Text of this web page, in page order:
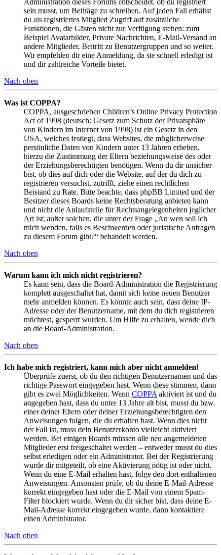
Administration dieses Forums entscheidet, ob du registriert
sein musst, um Beiträge zu schreiben. Auf jeden Fall erhältst
du als registriertes Mitglied Zugriff auf zusätzliche
Funktionen, die Gästen nicht zur Verfügung stehen: zum
Beispiel Avatarbilder, Private Nachrichten, E-Mail-Versand an
andere Mitglieder, Beitritt zu Benutzergruppen und so weiter.
Wir empfehlen dir eine Anmeldung, da sie schnell erledigt ist
und dir zahlreiche Vorteile bietet.
Nach oben
Was ist COPPA?
COPPA, ausgeschrieben Children’s Online Privacy Protection
Act of 1998 (deutsch: Gesetz zum Schutz der Privatsphäre
von Kindern im Internet von 1998) ist ein Gesetz in den
USA, welches festlegt, dass Websites, die möglicherweise
persönliche Daten von Kindern unter 13 Jahren erheben,
hierzu die Zustimmung der Eltern beziehungsweise des oder
der Erziehungsberechtigten benötigen. Wenn du dir unsicher
bist, ob dies auf dich oder die Website, auf der du dich zu
registrieren versuchst, zutrifft, ziehe einen rechtlichen
Beistand zu Rate. Bitte beachte, dass phpBB Limited und der
Besitzer dieses Boards keine Rechtsberatung anbieten kann
und nicht die Anlaufstelle für Rechtsangelegenheiten jeglicher
Art ist; außer solchen, die unter der Frage „An wen soll ich
mich wenden, falls es Beschwerden oder juristische Anfragen
zu diesem Forum gibt?“ behandelt werden.
Nach oben
Warum kann ich mich nicht registrieren?
Es kann sein, dass die Board-Administration die Registrierung
komplett ausgeschaltet hat, damit sich keine neuen Benutzer
mehr anmelden können. Es könnte auch sein, dass deine IP-
Adresse oder der Benutzername, mit dem du dich registrieren
möchtest, gesperrt wurden. Um Hilfe zu erhalten, wende dich
an die Board-Administration.
Nach oben
Ich habe mich registriert, kann mich aber nicht anmelden!
Überprüfe zuerst, ob du den richtigen Benutzernamen und das
richtige Passwort eingegeben hast. Wenn diese stimmen, dann
gibt es zwei Möglichkeiten. Wenn COPPA aktiviert ist und du
angegeben hast, dass du unter 13 Jahre alt bist, musst du bzw.
einer deiner Eltern oder deiner Erziehungsberechtigten den
Anweisungen folgen, die du erhalten hast. Wenn dies nicht
der Fall ist, muss dein Benutzerkonto vielleicht aktiviert
werden. Bei einigen Boards müssen alle neu angemeldeten
Mitglieder erst freigeschaltet werden – entweder musst du dies
selbst erledigen oder ein Administrator. Bei der Registrierung
wurde dir mitgeteilt, ob eine Aktivierung nötig ist oder nicht.
Wenn du eine E-Mail erhalten hast, folge den dort enthaltenen
Anweisungen. Ansonsten prüfe, ob du deine E-Mail-Adresse
korrekt eingegeben hast oder die E-Mail von einem Spam-
Filter blockiert wurde. Wenn du dir sicher bist, dass deine E-
Mail-Adresse korrekt eingegeben wurde, dann kontaktiere
einen Administrator.
Nach oben